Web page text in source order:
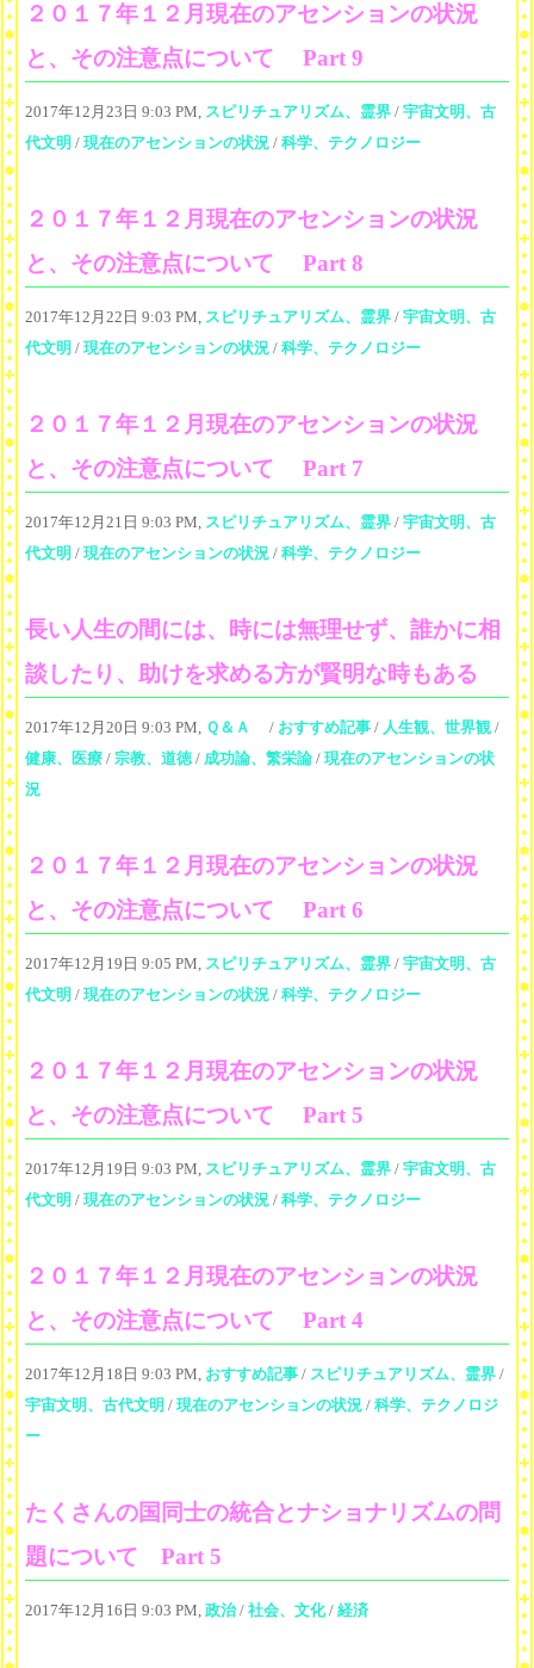
２０１７年１２月現在のアセンションの状況
と、その注意点について Part 9
2017年12月23日 9:03 PM, スピリチュアリズム、霊界 / 宇宙文明、古
代文明 / 現在のアセンションの状況 / 科学、テクノロジー
２０１７年１２月現在のアセンションの状況
と、その注意点について Part 8
2017年12月22日 9:03 PM, スピリチュアリズム、霊界 / 宇宙文明、古
代文明 / 現在のアセンションの状況 / 科学、テクノロジー
２０１７年１２月現在のアセンションの状況
と、その注意点について Part 7
2017年12月21日 9:03 PM, スピリチュアリズム、霊界 / 宇宙文明、古
代文明 / 現在のアセンションの状況 / 科学、テクノロジー
長い人生の間には、時には無理せず、誰かに相
談したり、助けを求める方が賢明な時もある
2017年12月20日 9:03 PM, Ｑ＆Ａ / おすすめ記事 / 人生観、世界観 /
健康、医療 / 宗教、道徳/ 成功論、繁栄論 / 現在のアセンションの状
況
２０１７年１２月現在のアセンションの状況
と、その注意点について Part 6
2017年12月19日 9:05 PM, スピリチュアリズム、霊界 / 宇宙文明、古
代文明 / 現在のアセンションの状況 / 科学、テクノロジー
２０１７年１２月現在のアセンションの状況
と、その注意点について Part 5
2017年12月19日 9:03 PM, スピリチュアリズム、霊界 / 宇宙文明、古
代文明 / 現在のアセンションの状況 / 科学、テクノロジー
２０１７年１２月現在のアセンションの状況
と、その注意点について Part 4
2017年12月18日 9:03 PM, おすすめ記事 / スピリチュアリズム、霊界 /
宇宙文明、古代文明 / 現在のアセンションの状況 / 科学、テクノロジ
ー
たくさんの国同士の統合とナショナリズムの問
題について Part 5
2017年12月16日 9:03 PM, 政治/ 社会、文化/ 経済